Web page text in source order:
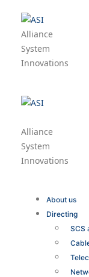
Alliance
System
Innovations
Alliance
System
Innovations
About us
Directing
SCS